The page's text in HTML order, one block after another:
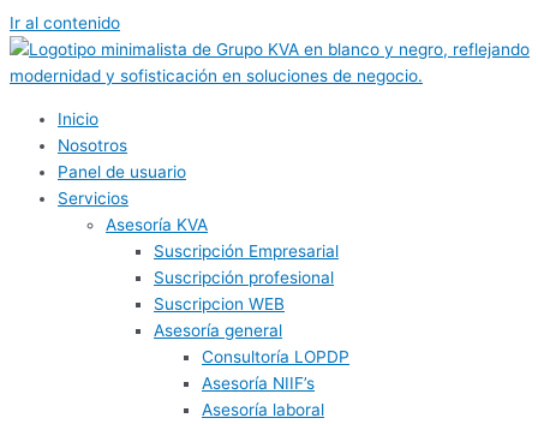
Ir al contenido
Inicio
Nosotros
Panel de usuario
Servicios
Asesoría KVA
Suscripción Empresarial
Suscripción profesional
Suscripcion WEB
Asesoría general
Consultoría LOPDP
Asesoría NIIF’s
Asesoría laboral